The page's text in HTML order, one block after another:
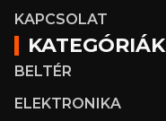
KAPCSOLAT
KATEGÓRIÁK
BELTÉR
ELEKTRONIKA